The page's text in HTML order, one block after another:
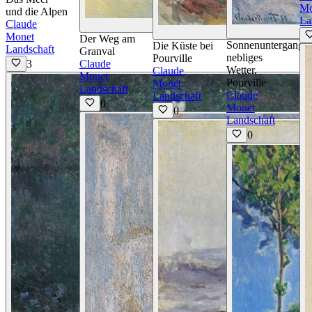
und die Alpen
Claude
Monet
Landschaft
3
Details ansehen
Der Weg am
Granval
Claude
Monet
Landschaft
0
Die Küste bei
Pourville
Claude
Monet
Landschaft
0
Sonnenuntergang,
nebliges
Wetter,
Pourville
Claude
Monet
Landschaft
0